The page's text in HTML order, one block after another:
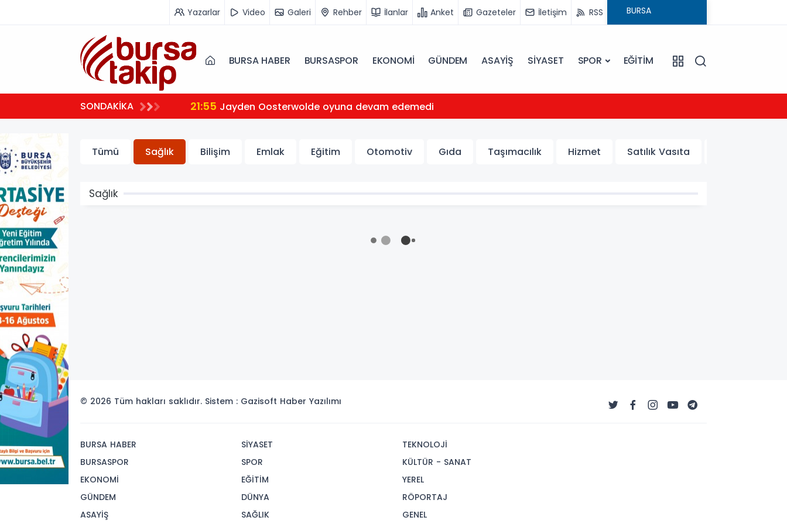
Yazarlar Video Galeri Rehber İlanlar Anket Gazeteler İletişim RSS
BURSA HABER BURSASPOR EKONOMİ GÜNDEM ASAYİŞ SİYASET SPOR EĞİTİM
SONDAKİKA 21:55 Jayden Oosterwolde oyuna devam edemedi
Tümü Sağlık Bilişim Emlak Eğitim Otomotiv Gıda Taşımacılık Hizmet Satılık Vasıta
Sağlık
© 2026 Tüm hakları saklıdır. Sistem : Gazisoft Haber Yazılımı
BURSA HABER
BURSASPOR
EKONOMİ
GÜNDEM
ASAYİŞ
SİYASET
SPOR
EĞİTİM
DÜNYA
SAĞLIK
TEKNOLOJİ
KÜLTÜR - SANAT
YEREL
RÖPORTAJ
GENEL